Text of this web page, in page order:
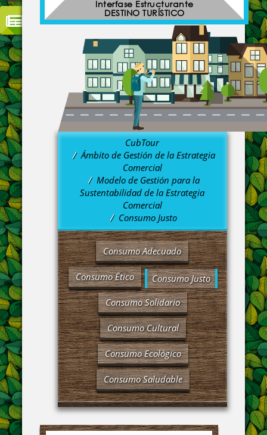
Interfase Estructurante
DESTINO TURÍSTICO
CubTour
Ámbito de Gestión de la Estrategia
Comercial
Modelo de Gestión para la
Sustentabilidad de la Estrategia
Comercial
Consumo Justo
Consumo Adecuado
Consumo Ético
Consumo Justo
Consumo Solidario
Consumo Cultural
Consumo Ecológico
Consumo Saludable